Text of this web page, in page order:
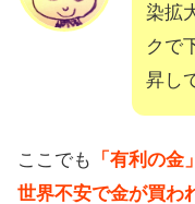
染拡
クで
昇し
ここでも
「有利の金
世界不安で金が買わ